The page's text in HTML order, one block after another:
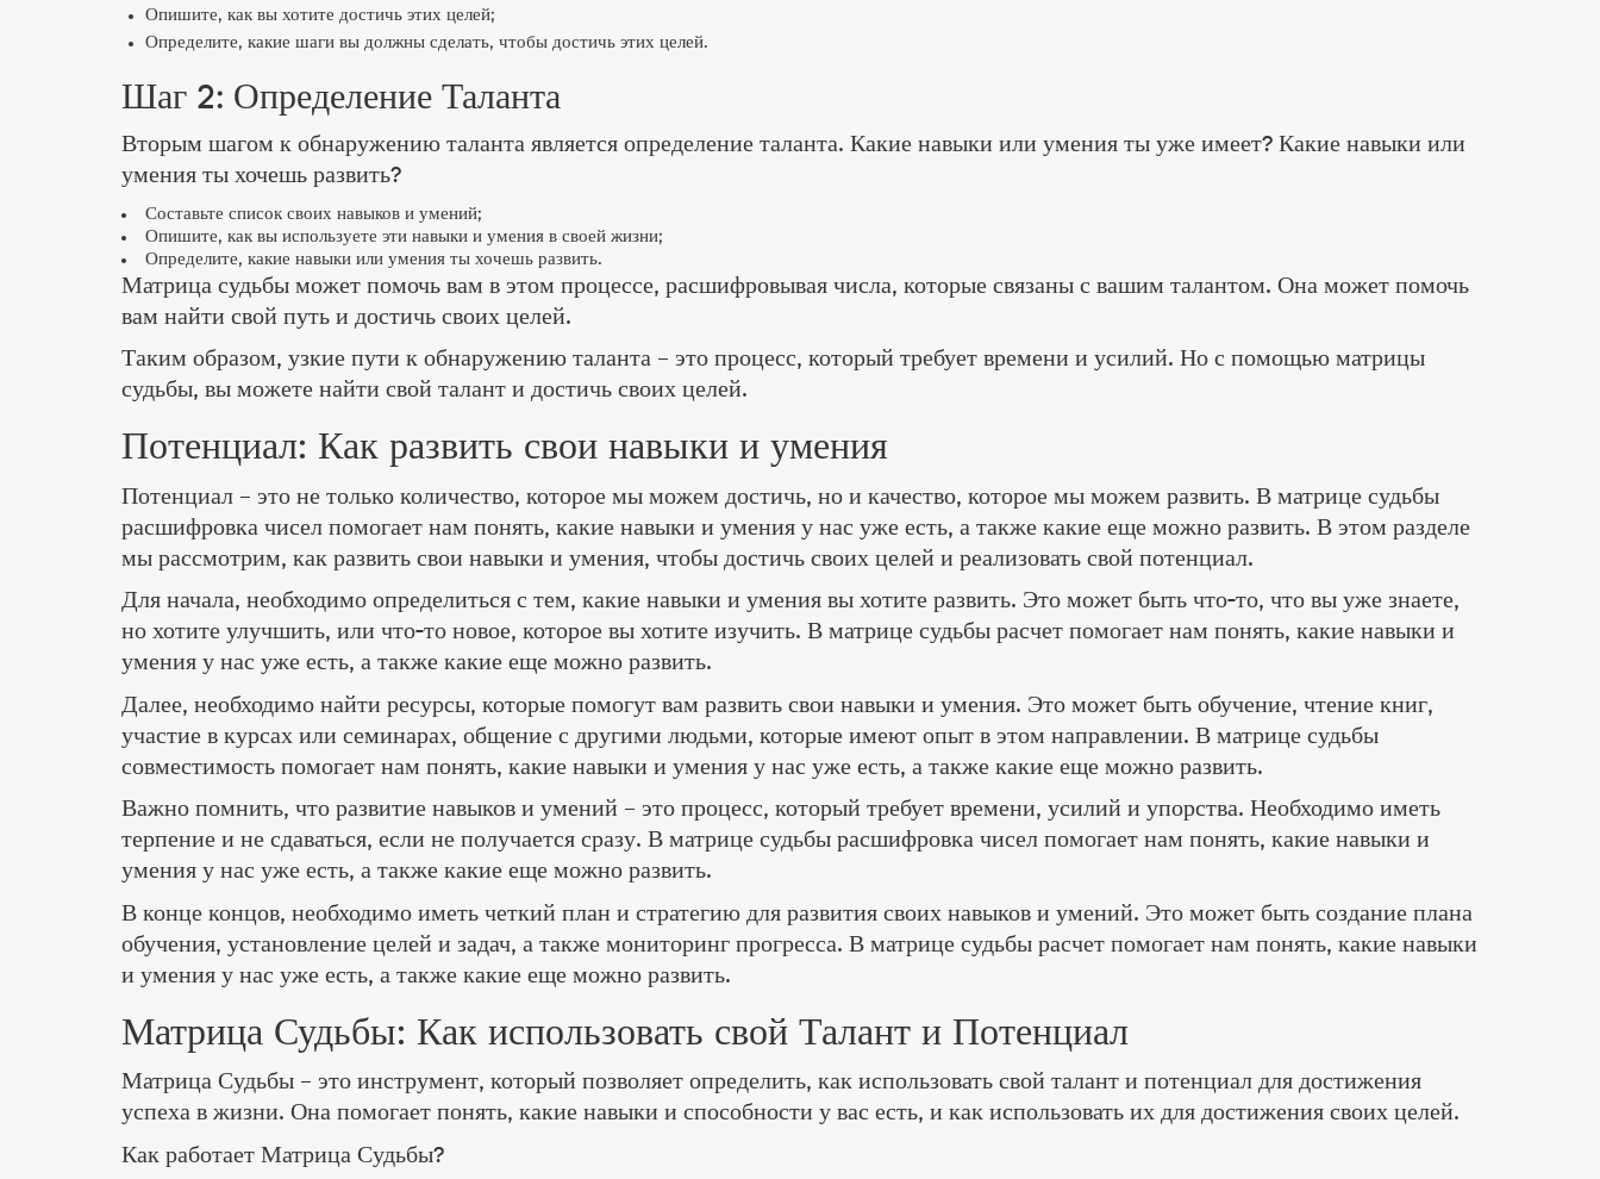
Опишите, как вы хотите достичь этих целей;
Определите, какие шаги вы должны сделать, чтобы достичь этих целей.
Шаг 2: Определение Таланта
Вторым шагом к обнаружению таланта является определение таланта. Какие навыки или умения ты уже имеет? Какие навыки или
умения ты хочешь развить?
Составьте список своих навыков и умений;
Опишите, как вы используете эти навыки и умения в своей жизни;
Определите, какие навыки или умения ты хочешь развить.
Матрица судьбы может помочь вам в этом процессе, расшифровывая числа, которые связаны с вашим талантом. Она может помочь
вам найти свой путь и достичь своих целей.
Таким образом, узкие пути к обнаружению таланта – это процесс, который требует времени и усилий. Но с помощью матрицы
судьбы, вы можете найти свой талант и достичь своих целей.
Потенциал: Как развить свои навыки и умения
Потенциал – это не только количество, которое мы можем достичь, но и качество, которое мы можем развить. В матрице судьбы
расшифровка чисел помогает нам понять, какие навыки и умения у нас уже есть, а также какие еще можно развить. В этом разделе
мы рассмотрим, как развить свои навыки и умения, чтобы достичь своих целей и реализовать свой потенциал.
Для начала, необходимо определиться с тем, какие навыки и умения вы хотите развить. Это может быть что-то, что вы уже знаете,
но хотите улучшить, или что-то новое, которое вы хотите изучить. В матрице судьбы расчет помогает нам понять, какие навыки и
умения у нас уже есть, а также какие еще можно развить.
Далее, необходимо найти ресурсы, которые помогут вам развить свои навыки и умения. Это может быть обучение, чтение книг,
участие в курсах или семинарах, общение с другими людьми, которые имеют опыт в этом направлении. В матрице судьбы
совместимость помогает нам понять, какие навыки и умения у нас уже есть, а также какие еще можно развить.
Важно помнить, что развитие навыков и умений – это процесс, который требует времени, усилий и упорства. Необходимо иметь
терпение и не сдаваться, если не получается сразу. В матрице судьбы расшифровка чисел помогает нам понять, какие навыки и
умения у нас уже есть, а также какие еще можно развить.
В конце концов, необходимо иметь четкий план и стратегию для развития своих навыков и умений. Это может быть создание плана
обучения, установление целей и задач, а также мониторинг прогресса. В матрице судьбы расчет помогает нам понять, какие навыки
и умения у нас уже есть, а также какие еще можно развить.
Матрица Судьбы: Как использовать свой Талант и Потенциал
Матрица Судьбы – это инструмент, который позволяет определить, как использовать свой талант и потенциал для достижения
успеха в жизни. Она помогает понять, какие навыки и способности у вас есть, и как использовать их для достижения своих целей.
Как работает Матрица Судьбы?